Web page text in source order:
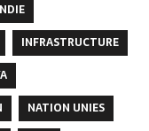
INFRASTRUCTURE
NATION UNIES